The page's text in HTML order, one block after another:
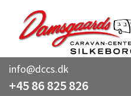
info@dccs.dk
+45 86 825 826